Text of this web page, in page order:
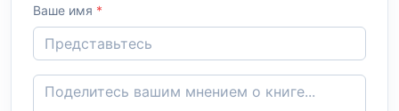
Ваше имя *